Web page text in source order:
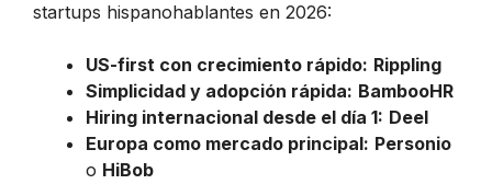
startups hispanohablantes en 2026:
US-first con crecimiento rápido: Rippling
Simplicidad y adopción rápida: BambooHR
Hiring internacional desde el día 1: Deel
Europa como mercado principal: Personio
o HiBob